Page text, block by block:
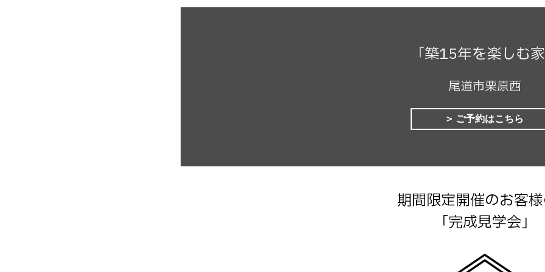
「築15年を楽しむ家
尾道市栗原西
ご予約はこちら
期間限定開催のお客
「完成見学会」